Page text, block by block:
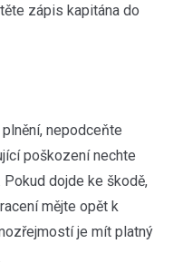
zápis kapitána do
nepodceňte
poškození nechte
dojde ke škodě,
mějte opět k
je mít platný